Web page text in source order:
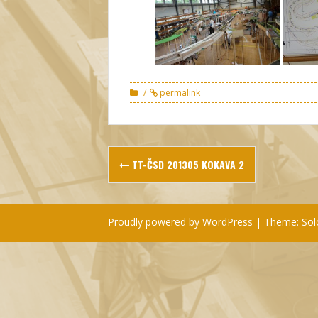
permalink
Post
navigation
TT-ČSD 201305 KOKAVA 2
Proudly powered by WordPress | Theme: